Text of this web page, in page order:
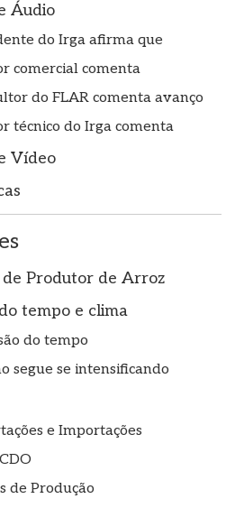
Áudio
do Irga afirma que
comercial comenta
do FLAR comenta avanço
técnico do Irga comenta
Vídeo
Produtor de Arroz
tempo e clima
do tempo
segue se intensificando
e Importações
de Produção